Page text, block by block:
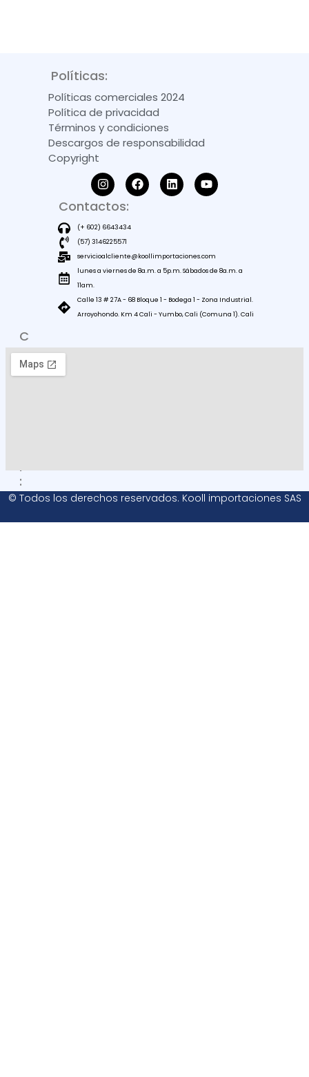
Políticas:
Políticas comerciales 2024
Política de privacidad
Términos y condiciones
Descargos de responsabilidad
Copyright
Contactos:
(+ 602) 6643434
(57) 3146225571
servicioalcliente@koollimportaciones.com
lunes a viernes de 8a.m. a 5p.m. Sábados de 8a.m. a
11am.
Calle 13 # 27A - 68 Bloque 1 - Bodega 1 - Zona Industrial.
Arroyohondo. Km 4 Cali - Yumbo, Cali (Comuna 1). Cali
C
O
M
O
R
:
© Todos los derechos reservados. Kooll importaciones SAS